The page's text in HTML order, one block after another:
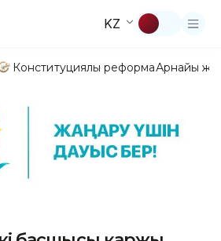
KZ
Конституциялық реформаАрнайы